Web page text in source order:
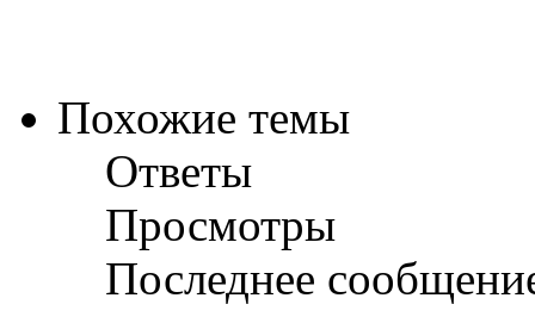
Похожие темы
Ответы
Просмотры
Последнее